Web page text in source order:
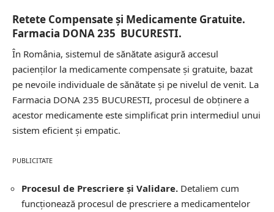
Retete Compensate și Medicamente Gratuite.
Farmacia DONA 235 BUCURESTI.
În România, sistemul de sănătate asigură accesul
pacienților la medicamente compensate și gratuite, bazat
pe nevoile individuale de sănătate și pe nivelul de venit. La
Farmacia DONA 235 BUCURESTI, procesul de obținere a
acestor medicamente este simplificat prin intermediul unui
sistem eficient și empatic.
PUBLICITATE
Procesul de Prescriere și Validare. Detaliem cum
funcționează procesul de prescriere a medicamentelor